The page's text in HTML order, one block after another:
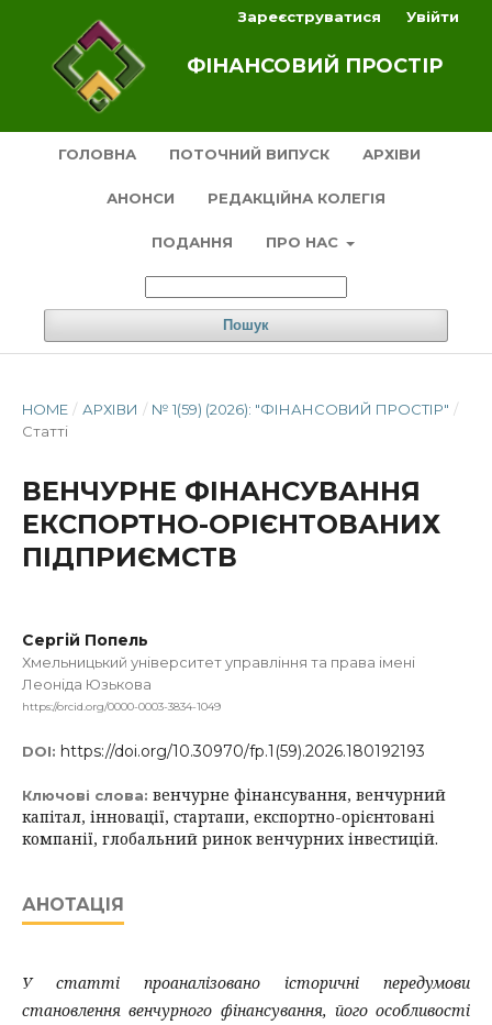
ФІНАНСОВИЙ ПРОСТІР
ГОЛОВНА ПОТОЧНИЙ ВИПУСК АРХІВИ
АНОНСИ РЕДАКЦІЙНА КОЛЕГІЯ
ПОДАННЯ ПРО НАС
Пошук
Зареєструватися Увійти
HOME / АРХІВИ / № 1(59) (2026): "ФІНАНСОВИЙ ПРОСТІР" /
Статті
ВЕНЧУРНЕ ФІНАНСУВАННЯ
ЕКСПОРТНО-ОРІЄНТОВАНИХ
ПІДПРИЄМСТВ
Сергій Попель
Хмельницький університет управління та права імені
Леоніда Юзькова
https://orcid.org/0000-0003-3834-1049
DOI: https://doi.org/10.30970/fp.1(59).2026.180192193
Ключові слова: венчурне фінансування, венчурний
капітал, інновації, стартапи, експортно-орієнтовані
компанії, глобальний ринок венчурних інвестицій.
АНОТАЦІЯ
У статті проаналізовано історичні передумови
становлення венчурного фінансування, його особливості